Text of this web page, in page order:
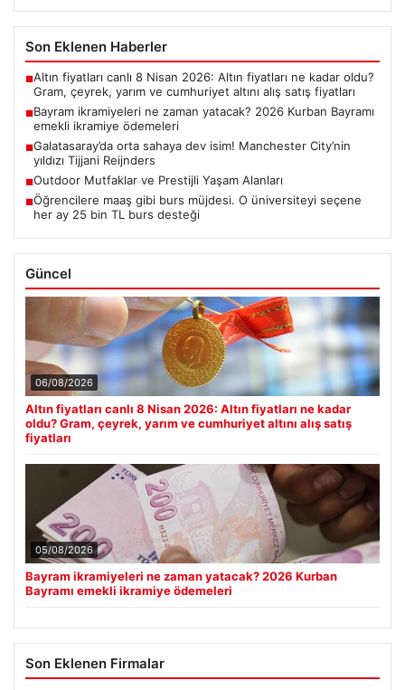
Son Eklenen Haberler
■Altın fiyatları canlı 8 Nisan 2026: Altın fiyatları ne kadar oldu?
Gram, çeyrek, yarım ve cumhuriyet altını alış satış fiyatları
■Bayram ikramiyeleri ne zaman yatacak? 2026 Kurban Bayramı
emekli ikramiye ödemeleri
■Galatasaray’da orta sahaya dev isim! Manchester City’nin
yıldızı Tijjani Reijnders
■Outdoor Mutfaklar ve Prestijli Yaşam Alanları
■Öğrencilere maaş gibi burs müjdesi. O üniversiteyi seçene
her ay 25 bin TL burs desteği
Güncel
06/08/2026
Altın fiyatları canlı 8 Nisan 2026: Altın fiyatları ne kadar
oldu? Gram, çeyrek, yarım ve cumhuriyet altını alış satış
fiyatları
05/08/2026
Bayram ikramiyeleri ne zaman yatacak? 2026 Kurban
Bayramı emekli ikramiye ödemeleri
Son Eklenen Firmalar